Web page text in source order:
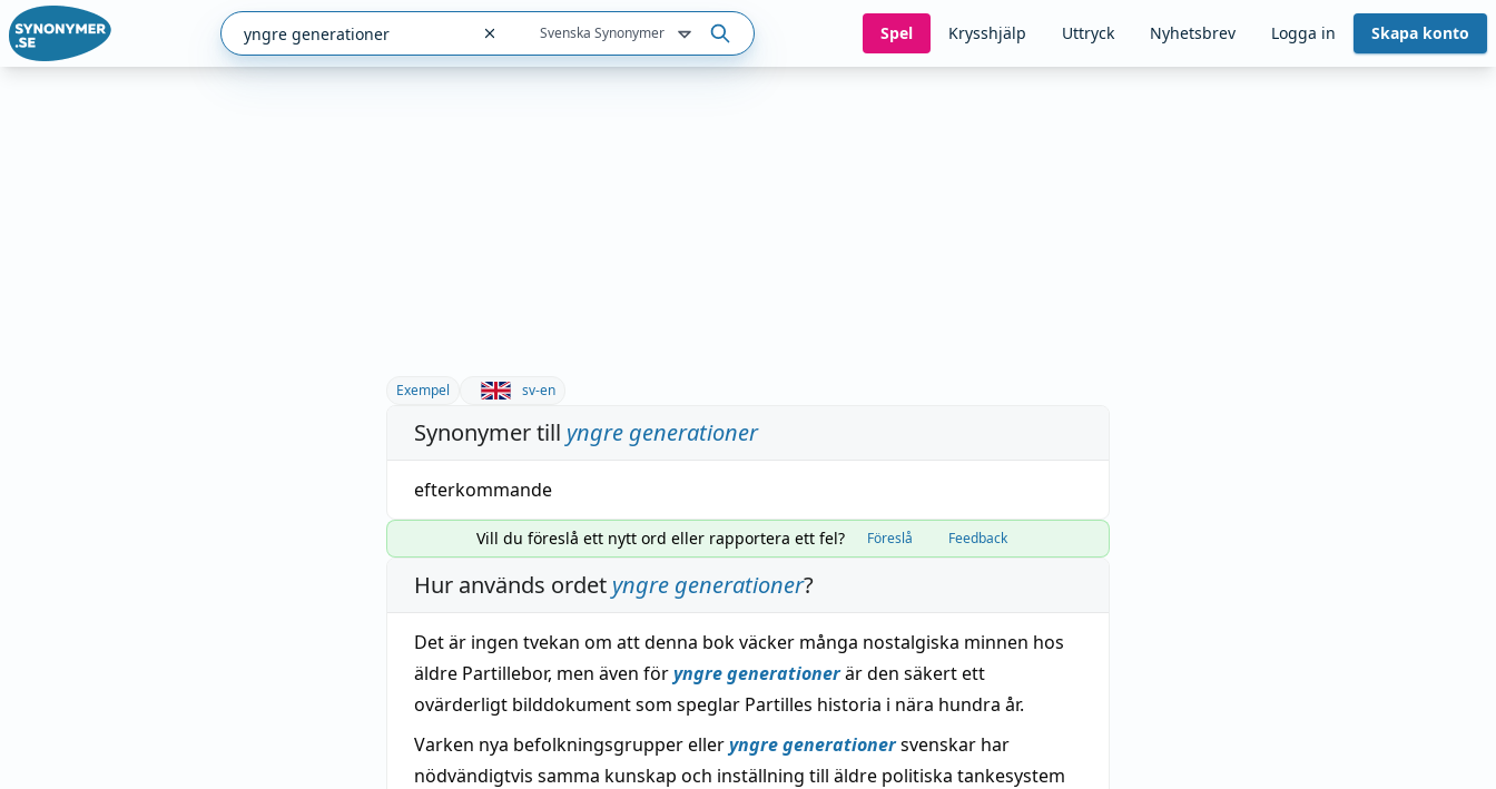
Svenska Synonymer Spel Krysshjälp Uttryck Nyhetsbrev Logga in Skapa konto
Exempel sv-en
Synonymer till yngre generationer
efterkommande
Vill du föreslå ett nytt ord eller rapportera ett fel? Föreslå Feedback
Hur används ordet yngre generationer?
Det är ingen tvekan om att denna bok väcker många nostalgiska minnen hos
äldre Partillebor, men även föryngre generationerär den säkert ett
ovärderligt bilddokument som speglar Partilles historia i nära hundra år.
Varken nya befolkningsgrupper elleryngre generationersvenskar har
nödvändigtvis samma kunskap och inställning till äldre politiska tankesystem